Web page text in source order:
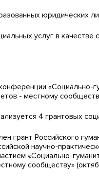
юридических
услуг в качестве
«Социально-
- местному
4 грантовых
грант Российского
научно-
«Социально-
сообществу»